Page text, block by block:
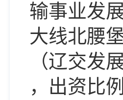
输事业发
大线北腰
（辽交发
，出资比